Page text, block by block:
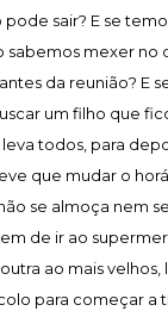
pode sair? E se
sabemos mexer
da reunião? E
um filho que
todos, para
que mudar o
se almoça nem
de ir ao
ao mais
para começar a